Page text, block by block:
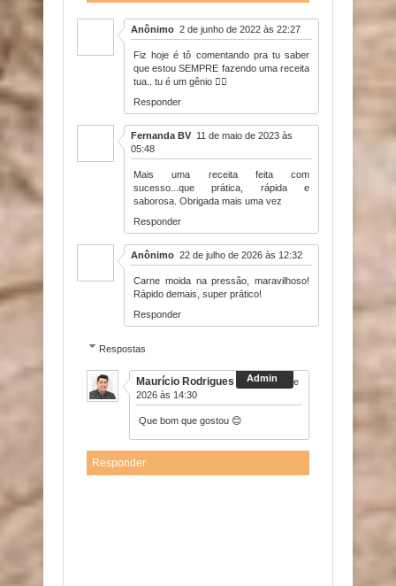
Anônimo 2 de junho de 2022 às 22:27
Fiz hoje é tô comentando pra tu saber
que estou SEMPRE fazendo uma receita
tua.. tu é um gênio 🧞‍♂️
Responder
Fernanda BV 11 de maio de 2023 às
05:48
Mais uma receita feita com
sucesso...que prática, rápida e
saborosa. Obrigada mais uma vez
Responder
Anônimo 22 de julho de 2026 às 12:32
Carne moida na pressão, maravilhoso!
Rápido demais, super prático!
Responder
Respostas
Maurício Rodrigues
22 de julho de
2026 às 14:30
Que bom que gostou 😊
Responder